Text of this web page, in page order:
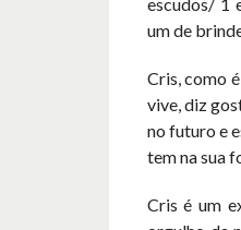
um de
Cris, como
vive, diz
no futuro e
tem na sua
Cris é um